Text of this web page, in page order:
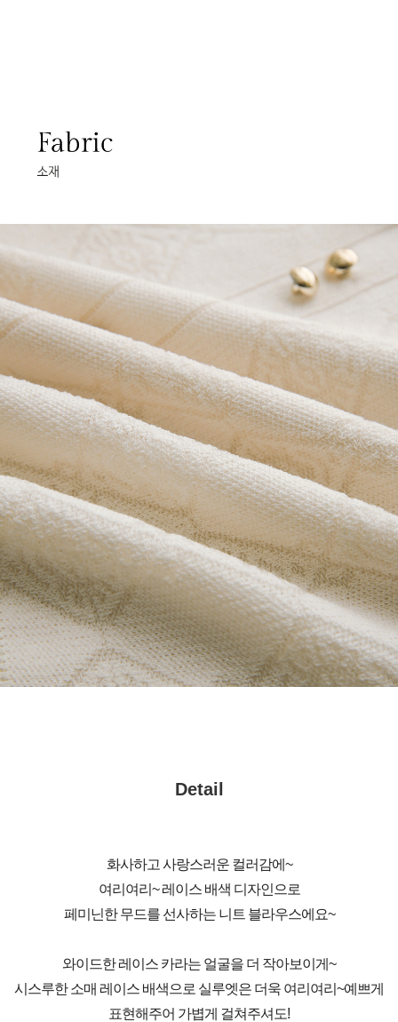
Detail
화사하고 사랑스러운 컬러감에~
여리여리~ 레이스 배색 디자인으로
페미닌한 무드를 선사하는 니트 블라우스에요~
와이드한 레이스 카라는 얼굴을 더 작아보이게~
시스루한 소매 레이스 배색으로 실루엣은 더욱 여리여리~예쁘게
표현해주어 가볍게 걸쳐주셔도!